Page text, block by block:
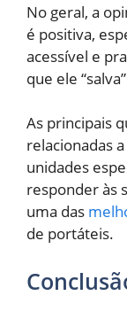
No geral, a
é positiva,
acessível e
que ele
As principais
relacionadas
unidades
responder às
uma das
de portáteis.